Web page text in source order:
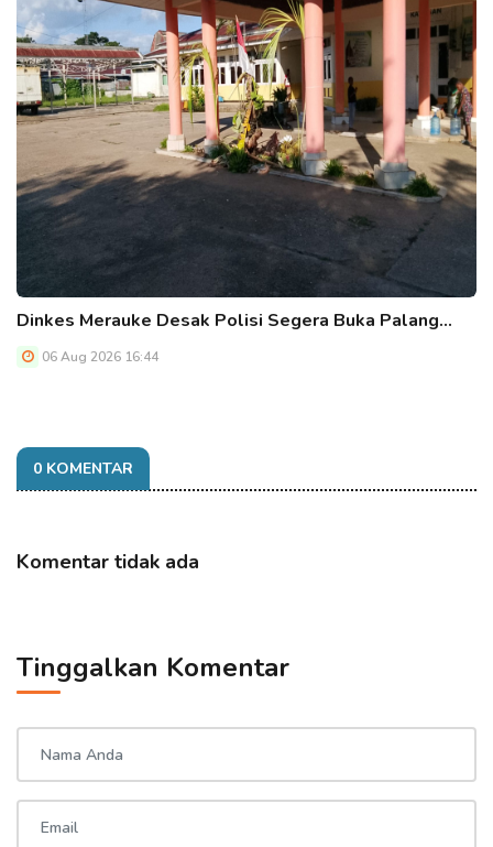
Dinkes Merauke Desak Polisi Segera Buka Palang…
06 Aug 2026 16:44
0 KOMENTAR
Komentar tidak ada
Tinggalkan Komentar